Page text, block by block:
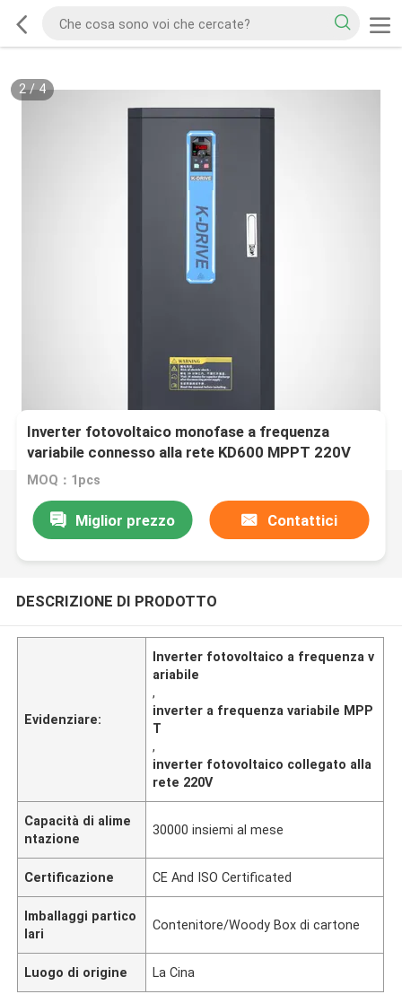
2/4
Inverter fotovoltaico monofase a frequenza
variabile connesso alla rete KD600 MPPT 220V
MOQ：1pcs
Miglior prezzo Contattici
DESCRIZIONE DI PRODOTTO
Evidenziare:
Inverter fotovoltaico a frequenza v
ariabile
,
inverter a frequenza variabile MPP
T
,
inverter fotovoltaico collegato alla
rete 220V
Capacità di alime
ntazione
30000 insiemi al mese
Certificazione CE And ISO Certificated
Imballaggi partico
lari
Contenitore/Woody Box di cartone
Luogo di origine La Cina